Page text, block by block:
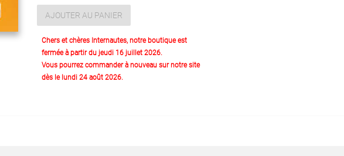
AJOUTER AU PANIER
Chers et chères Internautes, notre boutique est
fermée à partir du jeudi 16 juillet 2026.
Vous pourrez commander à nouveau sur notre site
dès le lundi 24 août 2026.